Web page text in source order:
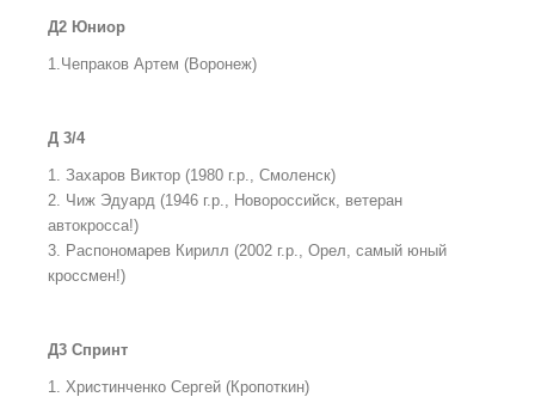
Д2 Юниор
1.Чепраков Артем (Воронеж)
Д 3/4
1. Захаров Виктор (1980 г.р., Смоленск)
2. Чиж Эдуард (1946 г.р., Новороссийск, ветеран
автокросса!)
3. Распономарев Кирилл (2002 г.р., Орел, самый юный
кроссмен!)
Д3 Спринт
1. Христинченко Сергей (Кропоткин)